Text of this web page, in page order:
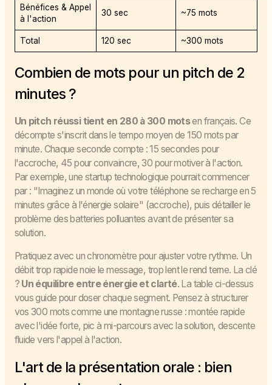
Bénéfices & Appel
à l'action
30 sec ~75 mots
Total 120 sec ~300 mots
Combien de mots pour un pitch de 2
minutes ?
Un pitch réussi tient en 280 à 300 motsen français. Ce
décompte s'inscrit dans le tempo moyen de 150 mots par
minute. Chaque seconde compte : 15 secondes pour
l'accroche, 45 pour convaincre, 30 pour motiver à l'action.
Par exemple, une startup technologique pourrait commencer
par : "Imaginez un monde où votre téléphone se recharge en 5
minutes grâce à l'énergie solaire" (accroche), puis détailler le
problème des batteries polluantes avant de présenter sa
solution.
Pratiquez avec un chronomètre pour ajuster votre rythme. Un
débit trop rapide noie le message, trop lent le rend terne. La clé
? Un équilibre entre énergie et clarté. La table ci-dessus
vous guide pour doser chaque segment. Pensez à structurer
vos 300 mots comme une montagne russe : montée rapide
avec l'idée forte, pic à mi-parcours avec la solution, descente
fluide vers l'appel à l'action.
L'art de la présentation orale : bien